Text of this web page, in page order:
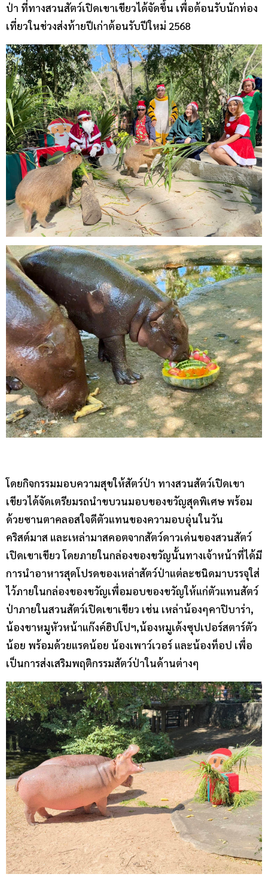
ป่า ที่ทางสวนสัตว์เปิดเขาเขียวได้จัดขึ้น เพื่อต้อนรับนักท่อง
เที่ยวในช่วงส่งท้ายปีเก่าต้อนรับปีใหม่ 2568
โดยกิจกรรมมอบความสุขให้สัตว์ป่า ทางสวนสัตว์เปิดเขา
เขียวได้จัดเตรียมรถนำขบวนมอบของขวัญสุดพิเศษ พร้อม
ด้วยซานตาคลอสใจดีตัวแทนของความอบอุ่นในวัน
คริสต์มาส และเหล่ามาสคอตจากสัตว์ดาวเด่นของสวนสัตว์
เปิดเขาเขียว โดยภายในกล่องของขวัญนั้นทางเจ้าหน้าที่ได้มี
การนำอาหารสุดโปรดของเหล่าสัตว์ป่าแต่ละชนิดมาบรรจุใส่
ไว้ภายในกล่องของขวัญเพื่อมอบของขวัญให้แก่ตัวแทนสัตว์
ป่าภายในสวนสัตว์เปิดเขาเขียว เช่น เหล่าน้องๆคาปิบาร่า,
น้องขาหมูหัวหน้าแก๊งค์ฮิปโปฯ,น้องหมูเด้งซุปเปอร์สตาร์ตัว
น้อย พร้อมด้วยแรดน้อย น้องเพาว์เวอร์ และน้องท็อป เพื่อ
เป็นการส่งเสริมพฤติกรรมสัตว์ป่าในด้านต่างๆ